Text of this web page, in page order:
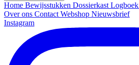
Home Bewijsstukken Dossierkast Logboek
Over ons Contact Webshop Nieuwsbrief
Instagram